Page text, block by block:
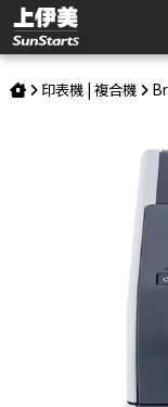
Brother 兄弟 TD-
印表機 | 複合機